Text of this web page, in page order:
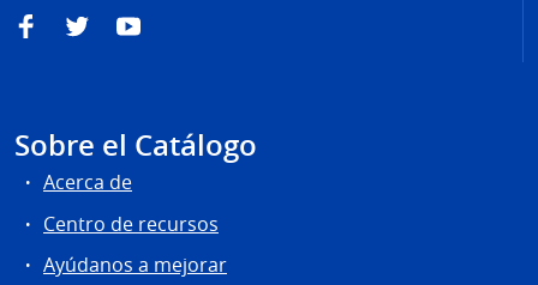
FacebookTwitterYouTube
Sobre el Catálogo
Acerca de
Centro de recursos
Ayúdanos a mejorar